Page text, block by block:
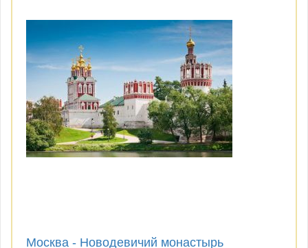
Москва - Новодевичий монастырь